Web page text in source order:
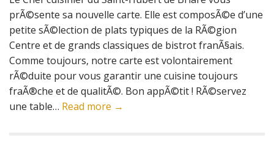
prÃ©sente sa nouvelle carte. Elle est composÃ©e d’une
petite sÃ©lection de plats typiques de la RÃ©gion
Centre et de grands classiques de bistrot franÃ§ais.
Comme toujours, notre carte est volontairement
rÃ©duite pour vous garantir une cuisine toujours
fraÃ®che et de qualitÃ©. Bon appÃ©tit ! RÃ©servez
une table… Read more →